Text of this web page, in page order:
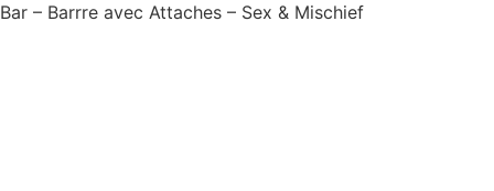
Bar – Barrre avec Attaches – Sex & Mischief